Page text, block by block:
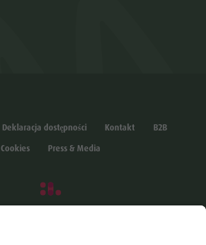
Deklaracja dostępności Kontakt
B2B
Cookies
Press & Media